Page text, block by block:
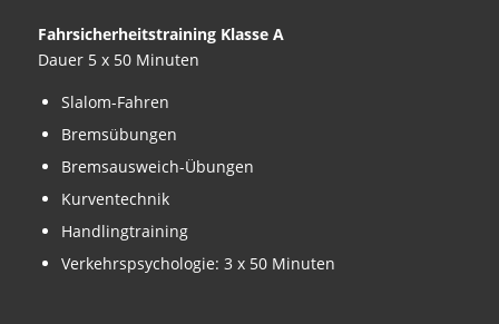
Fahrsicherheitstraining Klasse A
Dauer 5 x 50 Minuten
Slalom-Fahren
Bremsübungen
Bremsausweich-Übungen
Kurventechnik
Handlingtraining
Verkehrspsychologie: 3 x 50 Minuten